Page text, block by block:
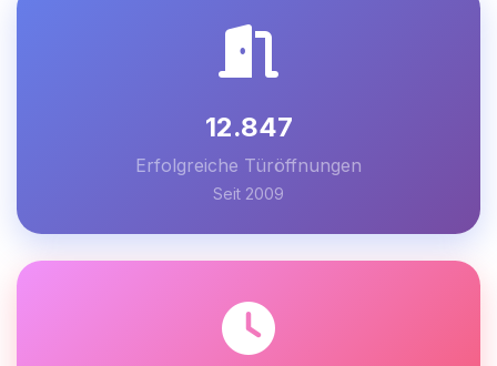
12.847
Erfolgreiche Türöffnungen
Seit 2009